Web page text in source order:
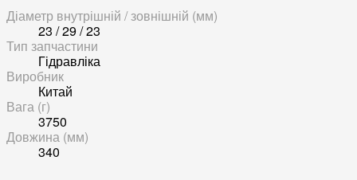
Діаметр внутрішній / зовнішній (мм)
23 / 29 / 23
Тип запчастини
Гідравліка
Виробник
Китай
Вага (г)
3750
Довжина (мм)
340